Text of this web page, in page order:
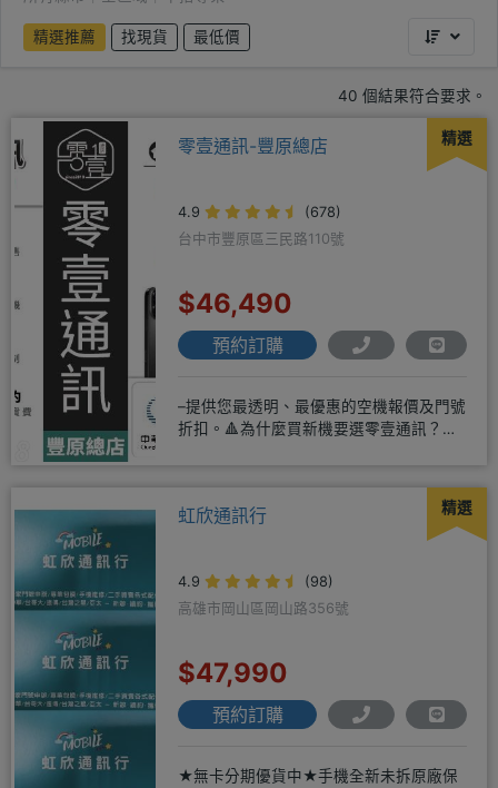
精選推薦 找現貨 最低價
40 個結果符合要求。
精選
零壹通訊-豐原總店
4.9
(678)
台中市豐原區三民路110號
$46,490
預約訂購
–提供您最透明、最優惠的空機報價及門號
折扣。🔺為什麼買新機要選零壹通訊？
精選
虹欣通訊行
4.9
(98)
高雄市岡山區岡山路356號
$47,990
預約訂購
★無卡分期優貨中★手機全新未拆原廠保